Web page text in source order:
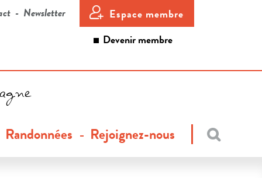
Newsletter
Espace membre
Devenir membre
Randonnées Rejoignez-nous